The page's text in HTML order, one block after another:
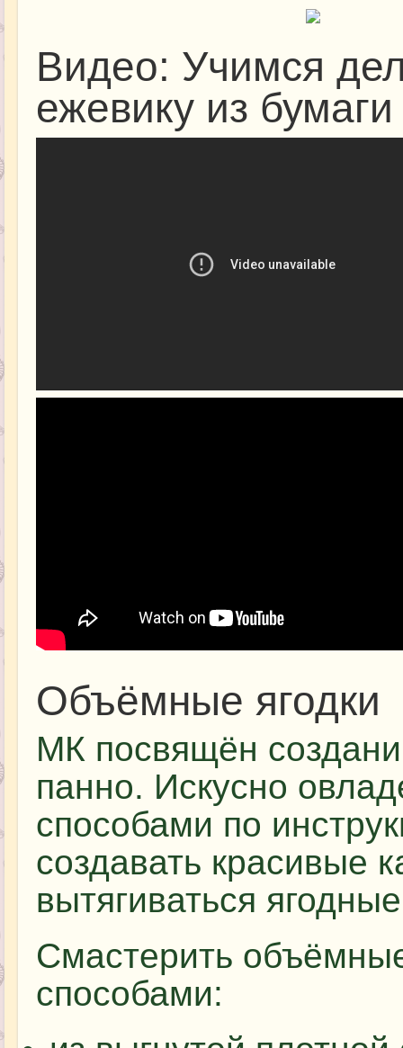
Видео: Учимся
ежевику из бумаги
Объёмные ягодки
МК посвящён
панно. Искусно
способами по
создавать красивые
вытягиваться
Смастерить
способами: